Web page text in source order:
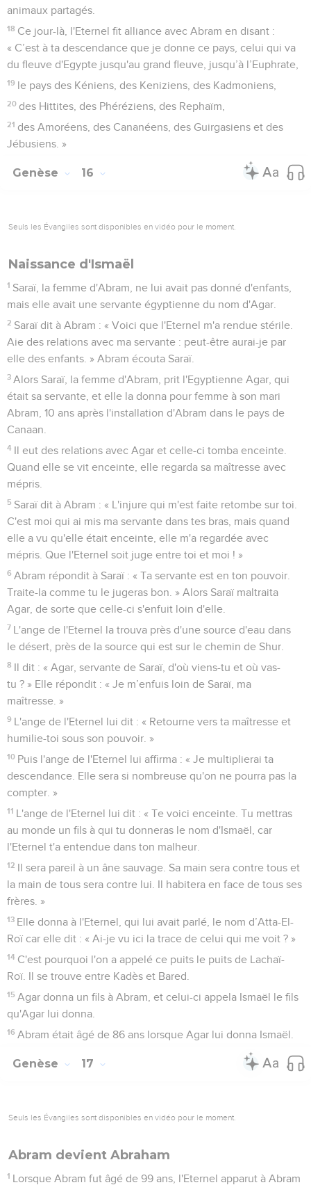
animaux partagés.
18 Ce jour-là, l'Eternel fit alliance avec Abram en disant :
« C’est à ta descendance que je donne ce pays, celui qui va
du fleuve d'Egypte jusqu'au grand fleuve, jusqu’à l’Euphrate,
19 le pays des Kéniens, des Keniziens, des Kadmoniens,
20 des Hittites, des Phéréziens, des Rephaïm,
21 des Amoréens, des Cananéens, des Guirgasiens et des
Jébusiens. »
Genèse 16
Seuls les Évangiles sont disponibles en vidéo pour le moment.
Naissance d'Ismaël
1 Saraï, la femme d'Abram, ne lui avait pas donné d'enfants,
mais elle avait une servante égyptienne du nom d'Agar.
2 Saraï dit à Abram : « Voici que l'Eternel m'a rendue stérile.
Aie des relations avec ma servante : peut-être aurai-je par
elle des enfants. » Abram écouta Saraï.
3 Alors Saraï, la femme d'Abram, prit l'Egyptienne Agar, qui
était sa servante, et elle la donna pour femme à son mari
Abram, 10 ans après l'installation d'Abram dans le pays de
Canaan.
4 Il eut des relations avec Agar et celle-ci tomba enceinte.
Quand elle se vit enceinte, elle regarda sa maîtresse avec
mépris.
5 Saraï dit à Abram : « L'injure qui m'est faite retombe sur toi.
C'est moi qui ai mis ma servante dans tes bras, mais quand
elle a vu qu'elle était enceinte, elle m'a regardée avec
mépris. Que l'Eternel soit juge entre toi et moi ! »
6 Abram répondit à Saraï : « Ta servante est en ton pouvoir.
Traite-la comme tu le jugeras bon. » Alors Saraï maltraita
Agar, de sorte que celle-ci s'enfuit loin d'elle.
7 L'ange de l'Eternel la trouva près d'une source d'eau dans
le désert, près de la source qui est sur le chemin de Shur.
8 Il dit : « Agar, servante de Saraï, d'où viens-tu et où vas-
tu ? » Elle répondit : « Je m’enfuis loin de Saraï, ma
maîtresse. »
9 L'ange de l'Eternel lui dit : « Retourne vers ta maîtresse et
humilie-toi sous son pouvoir. »
10 Puis l'ange de l'Eternel lui affirma : « Je multiplierai ta
descendance. Elle sera si nombreuse qu'on ne pourra pas la
compter. »
11 L'ange de l'Eternel lui dit : « Te voici enceinte. Tu mettras
au monde un fils à qui tu donneras le nom d'Ismaël, car
l'Eternel t'a entendue dans ton malheur.
12 Il sera pareil à un âne sauvage. Sa main sera contre tous et
la main de tous sera contre lui. Il habitera en face de tous ses
frères. »
13 Elle donna à l'Eternel, qui lui avait parlé, le nom d’Atta-El-
Roï car elle dit : « Ai-je vu ici la trace de celui qui me voit ? »
14 C'est pourquoi l'on a appelé ce puits le puits de Lachaï-
Roï. Il se trouve entre Kadès et Bared.
15 Agar donna un fils à Abram, et celui-ci appela Ismaël le fils
qu'Agar lui donna.
16 Abram était âgé de 86 ans lorsque Agar lui donna Ismaël.
Genèse 17
Seuls les Évangiles sont disponibles en vidéo pour le moment.
Abram devient Abraham
1 Lorsque Abram fut âgé de 99 ans, l'Eternel apparut à Abram